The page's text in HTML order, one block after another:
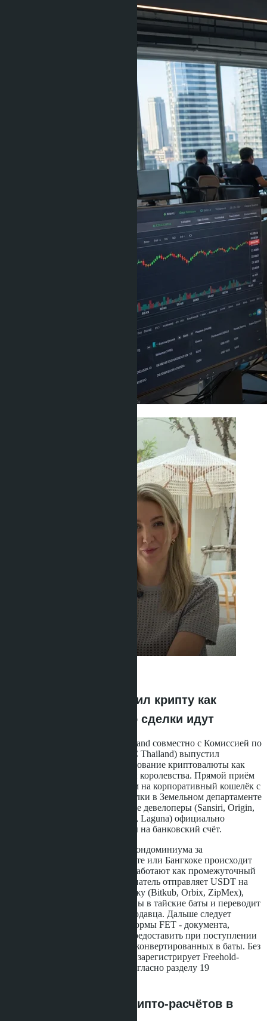
Банк Таиланда запретил крипту как
средство платежа - но сделки идут
23 марта 2022 года Bank of Thailand совместно с Комиссией по
ценным бумагам и биржам (SEC Thailand) выпустил
официальный запрет на использование криптовалюты как
средства платежа на территории королевства. Прямой приём
USDT или Bitcoin застройщиком на корпоративный кошелёк с
последующей регистрацией сделки в Земельном департаменте
- запрещён. Все крупные тайские девелоперы (Sansiri, Origin,
AssetWise, Anantara, Banyan Tree, Laguna) официально
принимают только тайские баты на банковский счёт.
При этом в 2026 году покупка кондоминиума за
криптовалюту в Паттайе, Пхукете или Бангкоке происходит
ежедневно. Цифровые активы работают как промежуточный
инструмент ликвидности: покупатель отправляет USDT на
лицензированную тайскую биржу (Bitkub, Orbix, ZipMex),
биржа конвертирует стейблкоины в тайские баты и переводит
средства на банковский счёт продавца. Дальше следует
стандартная сделка с выдачей формы FET - документа,
который тайский банк обязан предоставить при поступлении
средств в иностранной валюте, конвертированных в баты. Без
FET Земельный департамент не зарегистрирует Freehold-
собственность на иностранца согласно разделу 19
Три рабочие схемы крипто-расчётов в